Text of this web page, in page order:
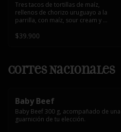
Tres tacos de tortillas de maíz,
rellenos de chorizo uruguayo a la
parrilla, con maíz, sour cream y
$39.900
Cortes Nacionales
Baby Beef
Baby Beef 300 g, acompañado de una
guarnición de tu elección.